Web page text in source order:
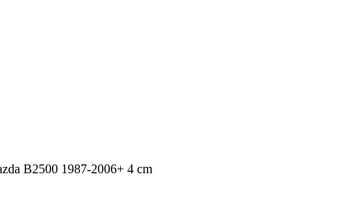
B2500 1987-2006+ 4 cm